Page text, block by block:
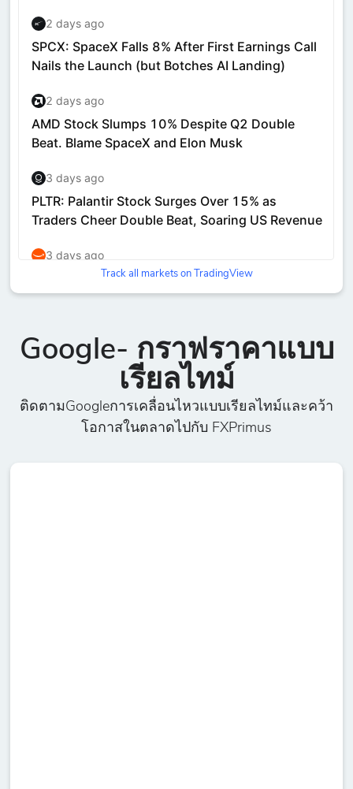
Track all markets on TradingView
Google- กราฟราคาแบบ
เรียลไทม์
ติดตามGoogleการเคลื่อนไหวแบบเรียลไทม์และคว้า
โอกาสในตลาดไปกับ FXPrimus